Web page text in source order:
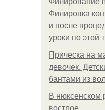
Филировка
и после
уроки по этой
Прическа на
девочек.
бантами из
В нюксенском
вострое.